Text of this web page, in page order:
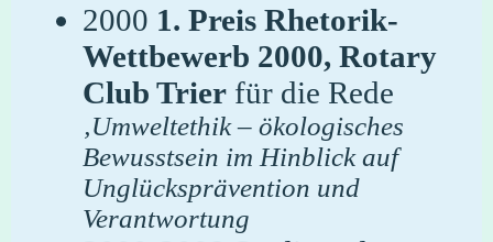
2000 1. Preis Rhetorik-
Wettbewerb 2000, Rotary
Club Trier für die Rede
‚Umweltethik – ökologisches
Bewusstsein im Hinblick auf
Unglücksprävention und
Verantwortung